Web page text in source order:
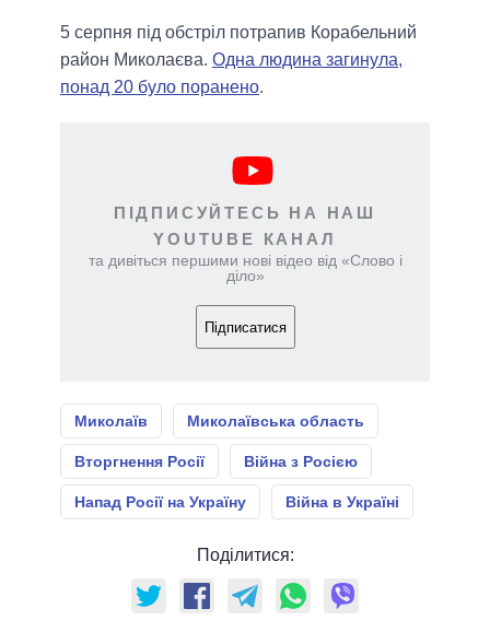
5 серпня під обстріл потрапив Корабельний
район Миколаєва. Одна людина загинула,
понад 20 було поранено.
ПІДПИСУЙТЕСЬ НА НАШ
YOUTUBE КАНАЛ
та дивіться першими нові відео від «Слово і
діло»
Підписатися
Миколаїв Миколаївська область
Вторгнення Росії Війна з Росією
Напад Росії на Україну Війна в Україні
Поділитися: